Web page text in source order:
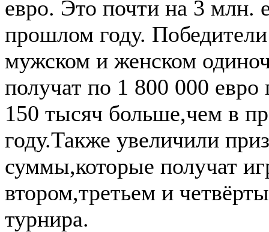
евро. Это почти на 3 млн.
прошлом году.
мужском и женском
получат по 1 800 000 евро
150 тысяч больше,чем в
году.Также увеличили
суммы,которые получат
втором,третьем и
турнира.